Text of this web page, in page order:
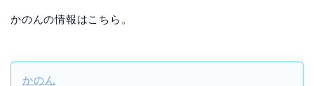
かのんの情報はこちら。
かのん